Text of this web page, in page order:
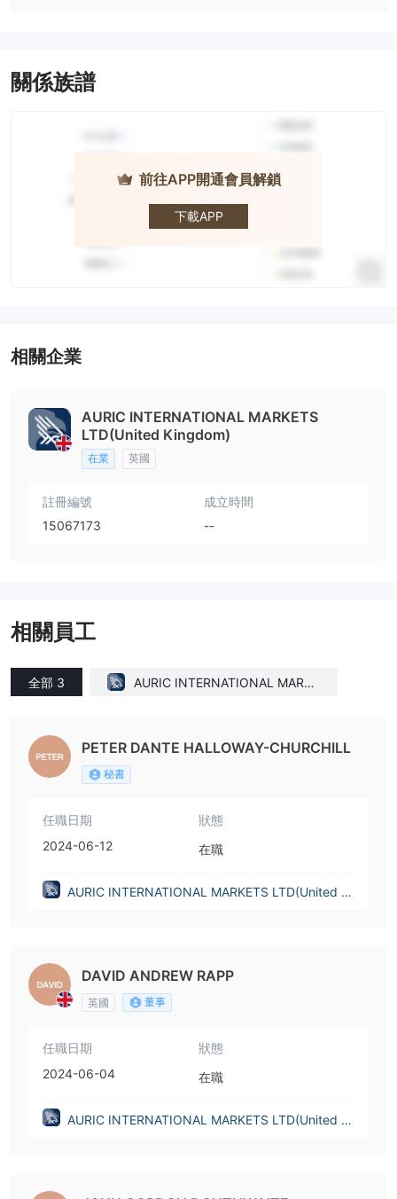
關係族譜
前往APP開通會員解鎖
下載APP
證券
相關企業
AURIC INTERNATIONAL MARKETS
LTD(United Kingdom)
在業 英國
註冊編號
15067173
成立時間
--
相關員工
全部 3
AURIC INTERNATIONAL MARKE
PETER DANTE HALLOWAY-CHURCHILL
秘書
任職日期
2024-06-12
狀態
在職
AURIC INTERNATIONAL MARKETS LTD(United Ki
DAVID ANDREW RAPP
英國 董事
任職日期
2024-06-04
狀態
在職
AURIC INTERNATIONAL MARKETS LTD(United Ki